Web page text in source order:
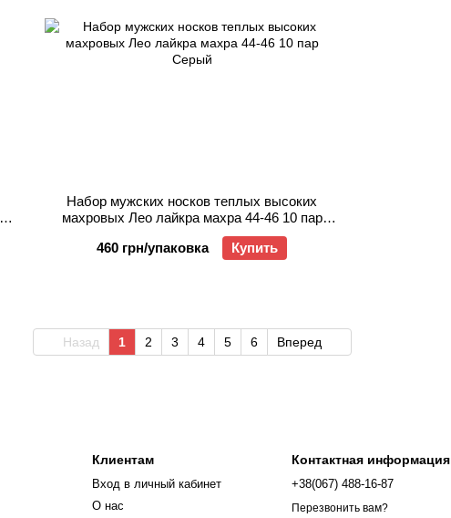
Набор мужских носков теплых высоких
махровых Лео лайкра махра 44-46 10 пар
460 грн/упаковка
Купить
Назад 1 2 3 4 5 6 Вперед
Клиентам
Вход в личный кабинет
О нас
Контактная информация
+38(067) 488-16-87
Перезвонить вам?